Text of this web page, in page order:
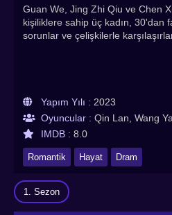
Guan We, Jing Zhi Qiu ve Chen
kişiliklere sahip üç kadın, 30'dan
sorunlar ve çelişkilerle
Yapım Yılı : 2023
Oyuncular : Qin Lan, Wang
IMDB : 8.0
Romantik Hayat Dram
1. Sezon